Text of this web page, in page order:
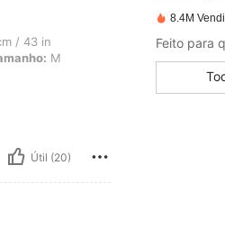
corpo: Maçã, Busto: 95 cm / 37 in,
/ 43 in
M
Útil (20)
8.4M
Feito para